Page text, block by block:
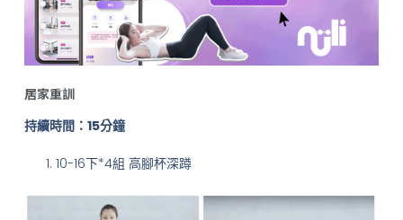
居家重訓
持續時間：15分鐘
10-16下*4組 高腳杯深蹲